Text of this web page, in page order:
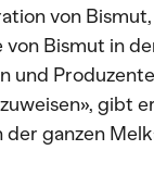
von
Bismut in
und
gibt
ganzen